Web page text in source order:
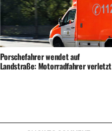
Porschefahrer wendet auf
Landstraße: Motorradfahrer verletzt